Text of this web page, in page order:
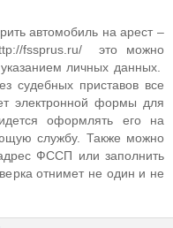
автомобиль на арест –
fssprus.ru/ это можно
личных данных.
судебных приставов все
электронной формы для
оформлять его на
службу. Также можно
ФССП или заполнить
отнимет не один и не